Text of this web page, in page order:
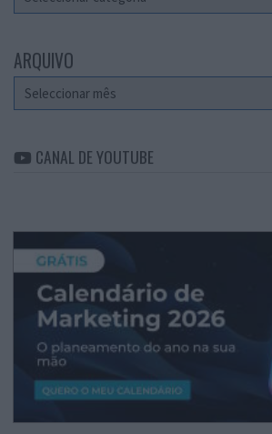
ARQUIVO
Arquivo
CANAL DE YOUTUBE